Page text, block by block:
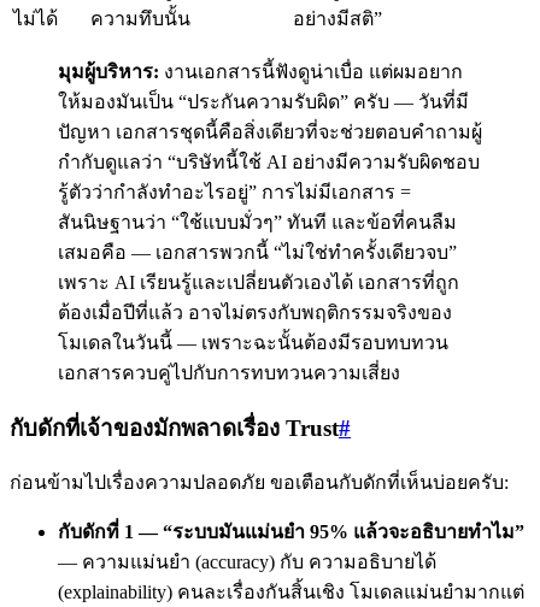
ไม่ได้
ความทึบนั้น
อย่างมีสติ”
มุมผู้บริหาร: งานเอกสารนี้ฟังดูน่าเบื่อ แต่ผมอยาก
ให้มองมันเป็น “ประกันความรับผิด” ครับ — วันที่มี
ปัญหา เอกสารชุดนี้คือสิ่งเดียวที่จะช่วยตอบคำถามผู้
กำกับดูแลว่า “บริษัทนี้ใช้ AI อย่างมีความรับผิดชอบ
รู้ตัวว่ากำลังทำอะไรอยู่” การไม่มีเอกสาร =
สันนิษฐานว่า “ใช้แบบมั่วๆ” ทันที และข้อที่คนลืม
เสมอคือ — เอกสารพวกนี้ “ไม่ใช่ทำครั้งเดียวจบ”
เพราะ AI เรียนรู้และเปลี่ยนตัวเองได้ เอกสารที่ถูก
ต้องเมื่อปีที่แล้ว อาจไม่ตรงกับพฤติกรรมจริงของ
โมเดลในวันนี้ — เพราะฉะนั้นต้องมีรอบทบทวน
เอกสารควบคู่ไปกับการทบทวนความเสี่ยง
กับดักที่เจ้าของมักพลาดเรื่อง Trust#
ก่อนข้ามไปเรื่องความปลอดภัย ขอเตือนกับดักที่เห็นบ่อยครับ:
กับดักที่ 1 — “ระบบมันแม่นยำ 95% แล้วจะอธิบายทำไม”
— ความแม่นยำ (accuracy) กับ ความอธิบายได้
(explainability) คนละเรื่องกันสิ้นเชิง โมเดลแม่นยำมากแต่